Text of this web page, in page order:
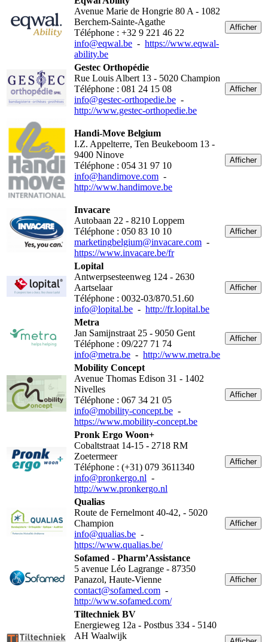
Avenue Marie de Hongrie 80 A - 1082
Berchem-Sainte-Agathe
Téléphone : +32 9 221 46 22
info@eqwal.be - https://www.eqwal-
ability.be
Afficher
Gestec Orthopédie
Rue Louis Albert 13 - 5020 Champion
Téléphone : 081 24 15 08
info@gestec-orthopedie.be -
http://www.gestec-orthopedie.be
Afficher
Handi-Move Belgium
I.Z. Appelterre, Ten Beukeboom 13 -
9400 Ninove
Téléphone : 054 31 97 10
info@handimove.com -
http://www.handimove.be
Afficher
Invacare
Autobaan 22 - 8210 Loppem
Téléphone : 050 83 10 10
marketingbelgium@invacare.com -
https://www.invacare.be/fr
Afficher
Lopital
Antwerpsesteenweg 124 - 2630
Aartselaar
Téléphone : 0032-03/870.51.60
info@lopital.be - http://fr.lopital.be
Afficher
Metra
Jan Samijnstraat 25 - 9050 Gent
Téléphone : 09/227 71 74
info@metra.be - http://www.metra.be
Afficher
Mobility Concept
Avenue Thomas Edison 31 - 1402
Nivelles
Téléphone : 067 34 21 05
info@mobility-concept.be -
https://www.mobility-concept.be
Afficher
Pronk Ergo Woon+
Cobaltstraat 14-15 - 2718 RM
Zoetermeer
Téléphone : (+31) 079 3611340
info@pronkergo.nl -
http://www.pronkergo.nl
Afficher
Qualias
Route de Fernelmont 40-42, - 5020
Champion
info@qualias.be -
https://www.qualias.be/
Afficher
Sofamed - Pharm’Assistance
5 avenue Léo Lagrange - 87350
Panazol, Haute-Vienne
contact@sofamed.com -
http://www.sofamed.com/
Afficher
Tiltechniek BV
Energieweg 12a - Postbus 334 - 5140
AH Waalwijk